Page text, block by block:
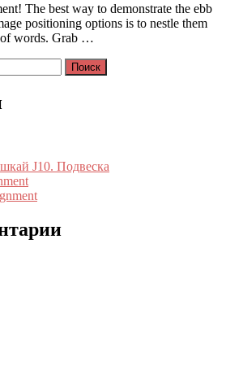
The best way to demonstrate the ebb
positioning options is to nestle them
of words. Grab …
J10. Подвеска